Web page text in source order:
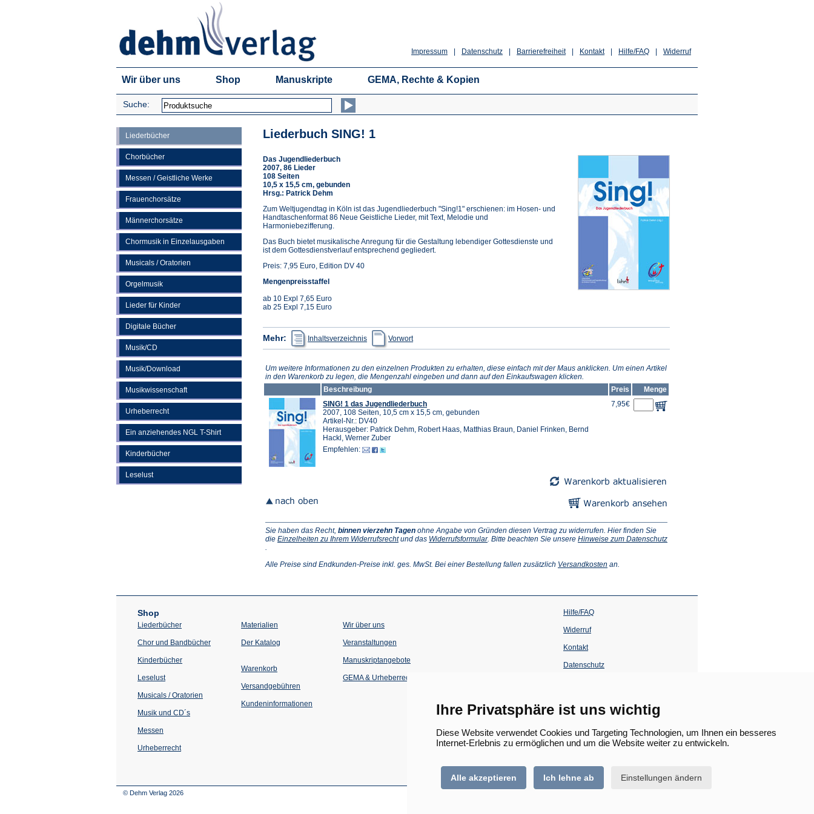
Ihre Privatsphäre ist uns wichtig
Diese Website verwendet Cookies und Targeting Technologien, um Ihnen ein besseres
Internet-Erlebnis zu ermöglichen und um die Website weiter zu entwickeln.
Alle akzeptieren Ich lehne ab Einstellungen ändern
Widerruf
Hilfe/FAQ
Kontakt
Barrierefreiheit
Datenschutz
Impressum
Wir über uns Shop Manuskripte GEMA, Rechte & Kopien
Suche:
Liederbücher
Chorbücher
Messen / Geistliche Werke
Frauenchorsätze
Männerchorsätze
Chormusik in Einzelausgaben
Musicals / Oratorien
Orgelmusik
Lieder für Kinder
Digitale Bücher
Musik/CD
Musik/Download
Musikwissenschaft
Urheberrecht
Ein anziehendes NGL T-Shirt
Kinderbücher
Leselust
Liederbuch SING! 1
Das Jugendliederbuch
2007, 86 Lieder
108 Seiten
10,5 x 15,5 cm, gebunden
Hrsg.: Patrick Dehm
Zum Weltjugendtag in Köln ist das Jugendliederbuch "Sing!1" erschienen: im Hosen- und
Handtaschenformat 86 Neue Geistliche Lieder, mit Text, Melodie und
Harmoniebezifferung.
Das Buch bietet musikalische Anregung für die Gestaltung lebendiger Gottesdienste und
ist dem Gottesdienstverlauf entsprechend gegliedert.
Preis: 7,95 Euro, Edition DV 40
Mengenpreisstaffel
ab 10 Expl 7,65 Euro
ab 25 Expl 7,15 Euro
Mehr: Inhaltsverzeichnis
(Öffnet
in
einem
Tab)
Vorwortin
einem
Tab)
Um weitere Informationen zu den einzelnen Produkten zu erhalten, diese einfach mit der Maus anklicken. Um einen Artikel
in den Warenkorb zu legen, die Mengenzahl eingeben und dann auf den Einkaufswagen klicken.
Beschreibung
Preis
Menge
SING! 1 das Jugendliederbuch
2007, 108 Seiten, 10,5 cm x 15,5 cm, gebunden
Artikel-Nr.: DV40
Herausgeber: Patrick Dehm, Robert Haas, Matthias Braun, Daniel Frinken, Bernd
Hackl, Werner Zuber
Empfehlen:
7,95€
Sie haben das Recht, binnen vierzehn Tagen ohne Angabe von Gründen diesen Vertrag zu widerrufen. Hier finden Sie
die Einzelheiten zu Ihrem Widerrufsrecht(Öffnet
neuen
und das Widerrufsformular(Öffnet
neuen
. Bitte beachten Sie unsere Hinweise zum Datenschutz
einem
.
Alle Preise sind Endkunden-Preise inkl. ges. MwSt. Bei einer Bestellung fallen zusätzlich Versandkosten (Öffnet
Tab)
an.
Shop
Liederbücher
Chor und Bandbücher
Kinderbücher
Leselust
Musicals / Oratorien
Musik und CD´s
Messen
Urheberrecht
Materialien
Der Katalog
Warenkorb
Versandgebühren
Kundeninformationen
Wir über uns
Veranstaltungen
einem
Tab)
Manuskriptangebote
GEMA & Urheberrecht
Hilfe/FAQ
Widerruf
Kontakt
Datenschutz
einem
neuen
© Dehm Verlag 2026